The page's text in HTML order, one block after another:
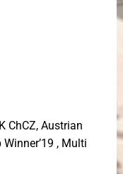
ChCZ, Austrian
Winner’19 , Multi